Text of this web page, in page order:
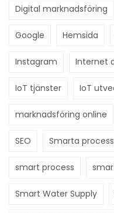
Digital marknadsföring
Google Hemsida
Instagram Internet
IoT tjänster IoT
marknadsföring online
SEO Smarta
smart process
Smart Water Supply